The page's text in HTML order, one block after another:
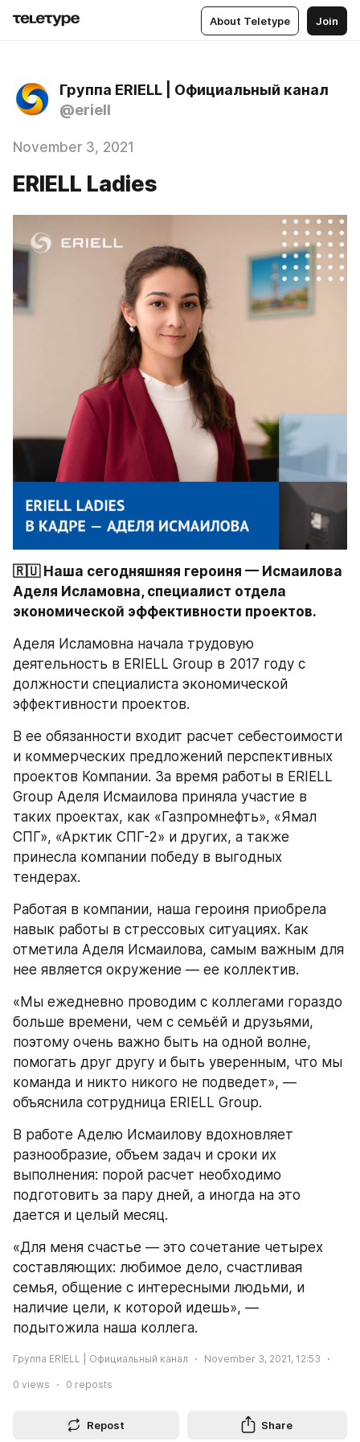
About Teletype Join
Группа ERIELL | Официальный канал
@eriell
November 3, 2021
ERIELL Ladies
🇷🇺 Наша сегодняшняя героиня — Исмаилова
Аделя Исламовна, специалист отдела
экономической эффективности проектов.
Аделя Исламовна начала трудовую
деятельность в ERIELL Group в 2017 году с
должности специалиста экономической
эффективности проектов.
В ее обязанности входит расчет себестоимости
и коммерческих предложений перспективных
проектов Компании. За время работы в ERIELL
Group Аделя Исмаилова приняла участие в
таких проектах, как «Газпромнефть», «Ямал
СПГ», «Арктик СПГ-2» и других, а также
принесла компании победу в выгодных
тендерах.
Работая в компании, наша героиня приобрела
навык работы в стрессовых ситуациях. Как
отметила Аделя Исмаилова, самым важным для
нее является окружение — ее коллектив.
«Мы ежедневно проводим с коллегами гораздо
больше времени, чем с семьёй и друзьями,
поэтому очень важно быть на одной волне,
помогать друг другу и быть уверенным, что мы
команда и никто никого не подведет», —
объяснила сотрудница ERIELL Group.
В работе Аделю Исмаилову вдохновляет
разнообразие, объем задач и сроки их
выполнения: порой расчет необходимо
подготовить за пару дней, а иногда на это
дается и целый месяц.
«Для меня счастье — это сочетание четырех
составляющих: любимое дело, счастливая
семья, общение с интересными людьми, и
наличие цели, к которой идешь», —
подытожила наша коллега.
Группа ERIELL | Официальный канал November 3, 2021, 12:53
0 views 0 reposts
Repost Share